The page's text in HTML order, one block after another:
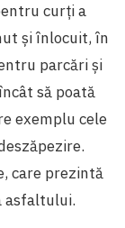
curți a
și înlocuit, în
parcări și
să poată
exemplu cele
care prezintă
asfaltului.